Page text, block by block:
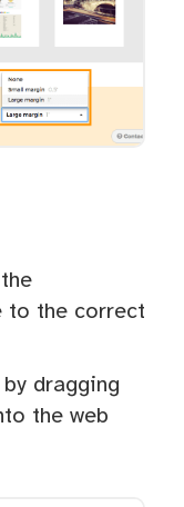
to the correct
dragging
the web